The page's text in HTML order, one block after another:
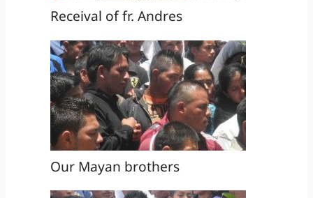
Receival of fr. Andres
Our Mayan brothers